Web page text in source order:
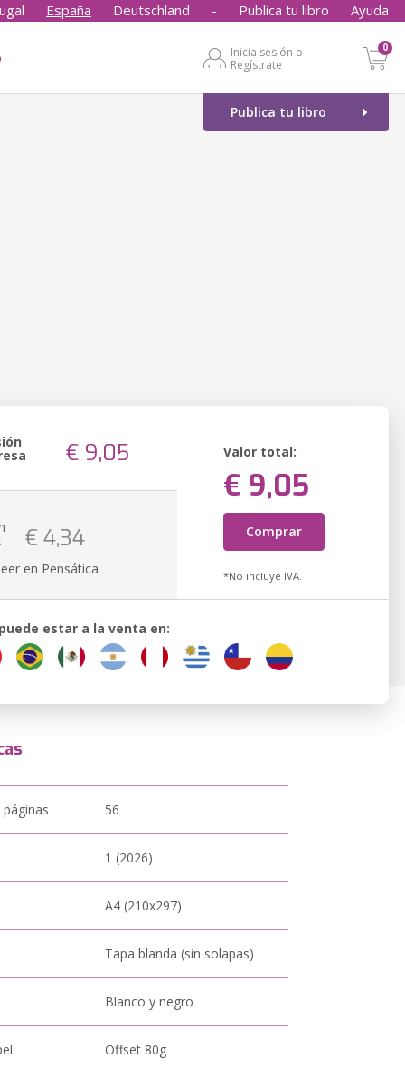
España Deutschland - Publica tu libro Ayuda
Inicia sesión o
Regístrate
0
Publica tu libro
€ 9,05 Valor total:
€ 9,05
Comprar
*No incluye IVA.
€ 4,34
en Pensática
estar a la venta en:
56
1 (2026)
A4 (210x297)
Tapa blanda (sin solapas)
Blanco y negro
Offset 80g